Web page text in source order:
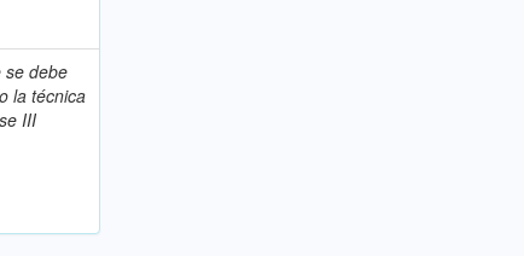
se debe
la técnica
III